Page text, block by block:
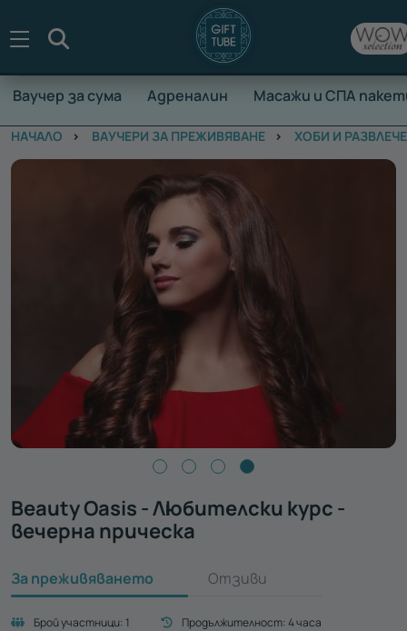
Ваучер за сума Адреналин Масажи и СПА
НАЧАЛО ВАУЧЕРИ ЗА ПРЕЖИВЯВАНЕ ХОБИ И
Beauty Oasis - Любителски курс -
вечерна прическа
За преживяването Отзиви
Брой участници: 1 Продължителност:4 часа